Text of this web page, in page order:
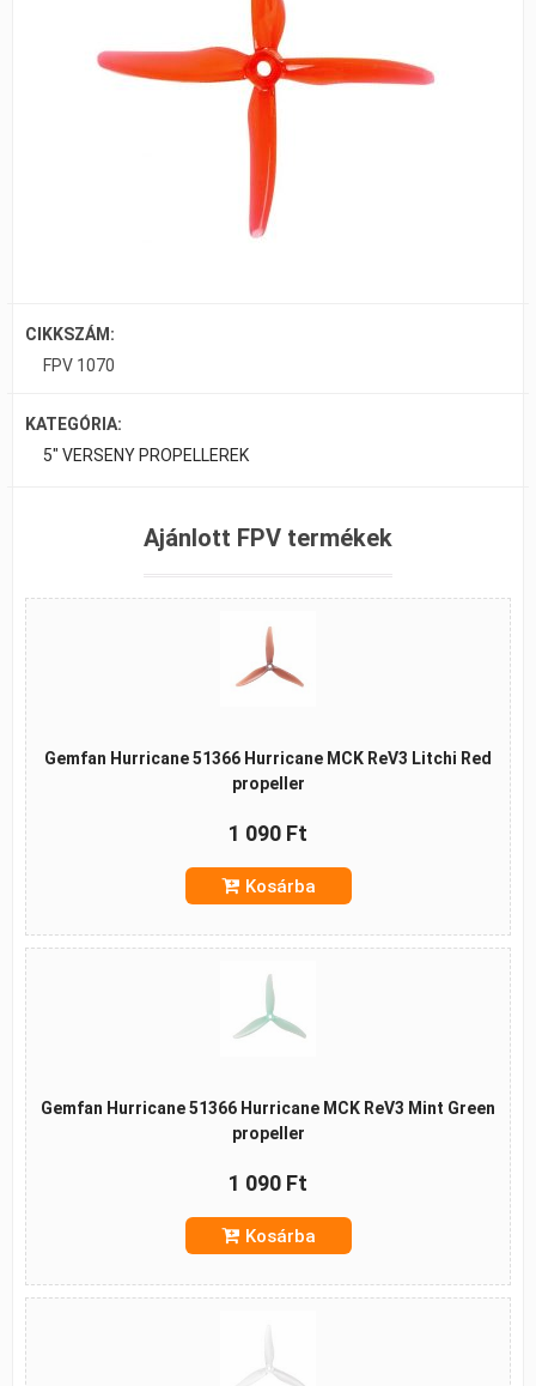
CIKKSZÁM:
FPV 1070
KATEGÓRIA:
5" VERSENY PROPELLEREK
Ajánlott FPV termékek
Gemfan Hurricane 51366 Hurricane MCK ReV3 Litchi Red
propeller
1 090 Ft
Kosárba
Gemfan Hurricane 51366 Hurricane MCK ReV3 Mint Green
propeller
1 090 Ft
Kosárba